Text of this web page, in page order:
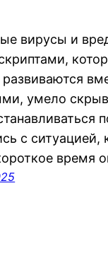
вирусы и
умело
с ситуацией,
время